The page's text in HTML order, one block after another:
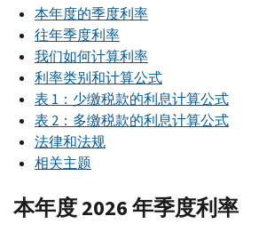
本年度的季度利率
往年季度利率
我们如何计算利率
利率类别和计算公式
表 1：少缴税款的利息计算公式
表 2：多缴税款的利息计算公式
法律和法规
相关主题
本年度 2026 年季度利率